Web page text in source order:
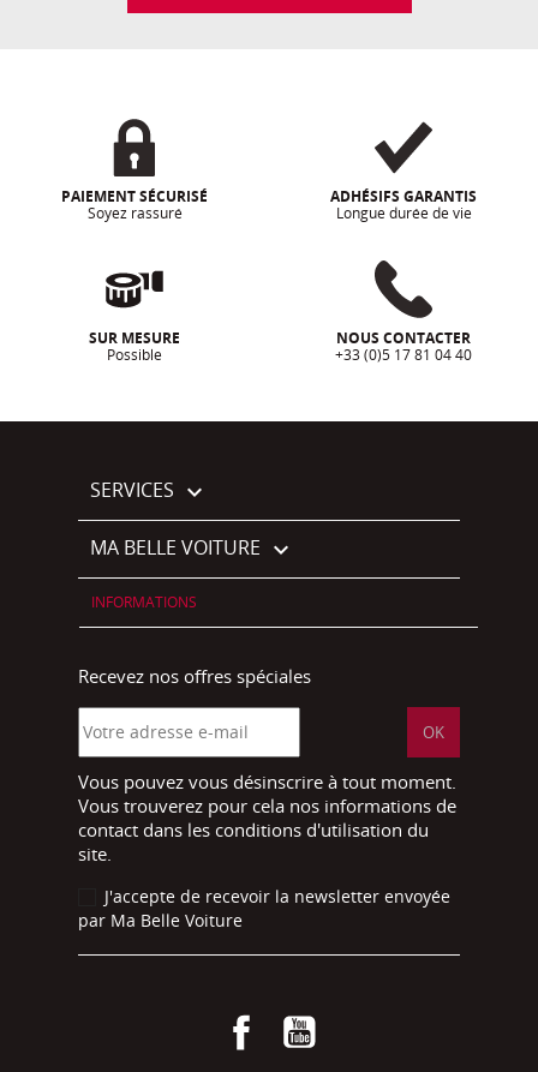
PAIEMENT SÉCURISÉ
Soyez rassuré
ADHÉSIFS GARANTIS
Longue durée de vie
SUR MESURE
Possible
NOUS CONTACTER
+33 (0)5 17 81 04 40
SERVICES 
MA BELLE VOITURE 
INFORMATIONS
Recevez nos offres spéciales
Vous pouvez vous désinscrire à tout moment.
Vous trouverez pour cela nos informations de
contact dans les conditions d'utilisation du
site.
J'accepte de recevoir la newsletter envoyée
par Ma Belle Voiture
Facebook